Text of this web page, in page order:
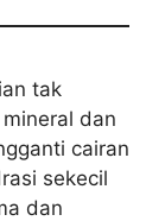
tak
dan
cairan
sekecil
dan